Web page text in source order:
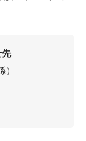
先
）